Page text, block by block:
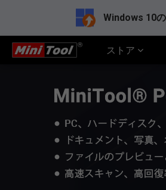
Windows 10
ストア